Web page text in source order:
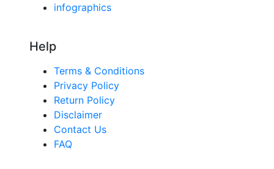
infographics
Help
Terms & Conditions
Privacy Policy
Return Policy
Disclaimer
Contact Us
FAQ